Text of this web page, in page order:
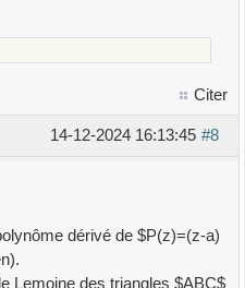
Citer
#8
14-12-2024 16:13:45
dérivé de $P(z)=(z-a)
Lemoine des triangles $ABC$